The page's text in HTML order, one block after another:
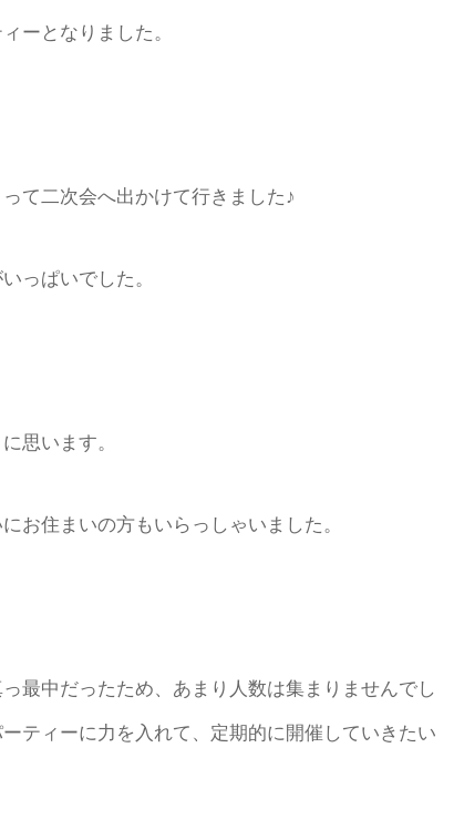
ーとなりました。
て二次会へ出かけて行きました♪
っぱいでした。
思います。
お住まいの方もいらっしゃいました。
最中だったため、あまり人数は集まりませんでし
ティーに力を入れて、定期的に開催していきたい